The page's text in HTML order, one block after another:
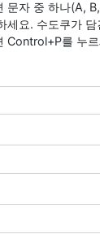
문자 중 하나(A,
세요. 수도쿠가
Control+P를 누